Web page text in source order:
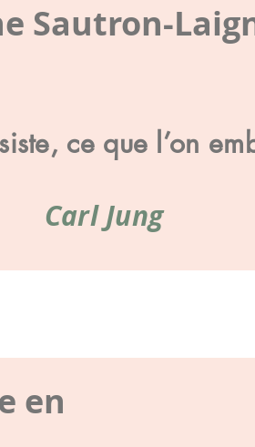
Sautron-
ce que l’on
Carl Jung
en